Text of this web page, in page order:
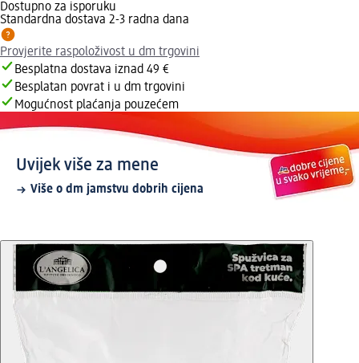
Dostupno za isporuku
Standardna dostava 2-3 radna dana
Provjerite raspoloživost u dm trgovini
Besplatna dostava iznad 49 €
Besplatan povrat i u dm trgovini
Mogućnost plaćanja pouzećem
Uvijek više za mene
Više o dm jamstvu dobrih cijena